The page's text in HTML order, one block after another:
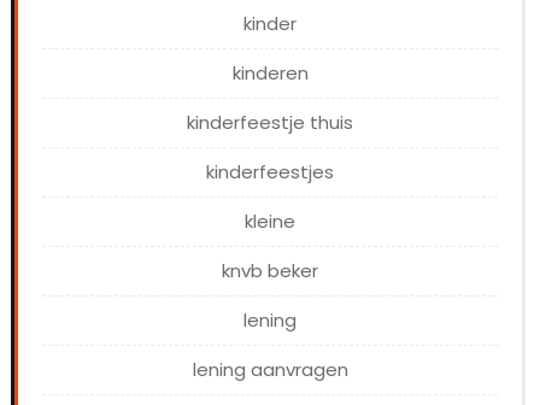
kinder
kinderen
kinderfeestje thuis
kinderfeestjes
kleine
knvb beker
lening
lening aanvragen